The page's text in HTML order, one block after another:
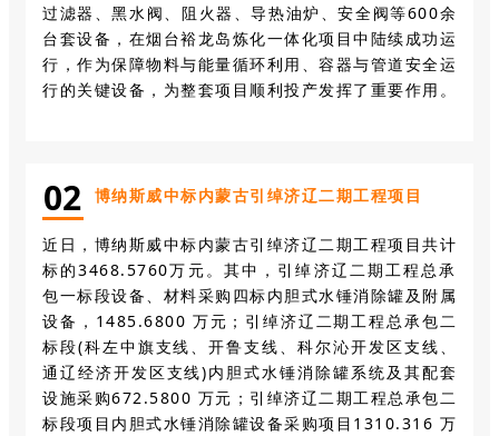
过滤器、黑水阀、阻火器、导热油炉、安全阀等600余
台套设备，在烟台裕龙岛炼化一体化项目中陆续成功运
行，作为保障物料与能量循环利用、容器与管道安全运
行的关键设备，为整套项目顺利投产发挥了重要作用。
02 博纳斯威中标内蒙古引绰济辽二期工程项目
近日，博纳斯威中标内蒙古引绰济辽二期工程项目共计
标的3468.5760万元。其中，引绰济辽二期工程总承
包一标段设备、材料采购四标内胆式水锤消除罐及附属
设备，1485.6800 万元；引绰济辽二期工程总承包二
标段(科左中旗支线、开鲁支线、科尔沁开发区支线、
通辽经济开发区支线)内胆式水锤消除罐系统及其配套
设施采购672.5800 万元；引绰济辽二期工程总承包二
标段项目内胆式水锤消除罐设备采购项目1310.316 万